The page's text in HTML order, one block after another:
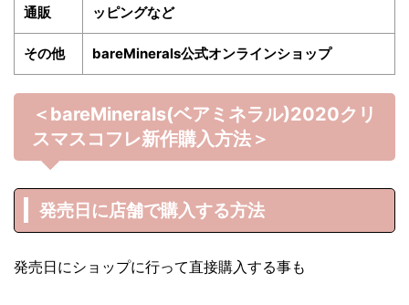
通販
ッピングなど
その他 bareMinerals公式オンラインショップ
＜bareMinerals(ベアミネラル)2020クリ
スマスコフレ新作購入方法＞
発売日に店舗で購入する方法
発売日にショップに行って直接購入する事も